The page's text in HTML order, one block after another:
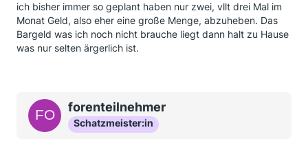
ich bisher immer so geplant haben nur zwei, vllt drei Mal im
Monat Geld, also eher eine große Menge, abzuheben. Das
Bargeld was ich noch nicht brauche liegt dann halt zu Hause
was nur selten ärgerlich ist.
forenteilnehmer
Schatzmeister:in